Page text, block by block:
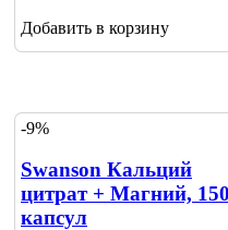
Добавить в корзину
-9%
Swanson Кальций
цитрат + Магний, 150
капсул